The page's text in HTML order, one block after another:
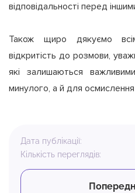
відповідальності перед
Також щиро дякуємо
відкритість до розмови,
які залишаються
минулого, а й для
Дата публікації:
Кількість переглядів: